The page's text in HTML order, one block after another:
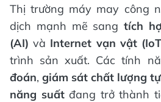
Thị trường máy may công
dịch mạnh mẽ sangtích
(AI) và Internet vạn vật
trình sản xuất. Các tính
đoán, giám sát chất lượng
năng suấtđang trở thành